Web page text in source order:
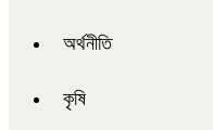
অর্থনীতি
কৃষি